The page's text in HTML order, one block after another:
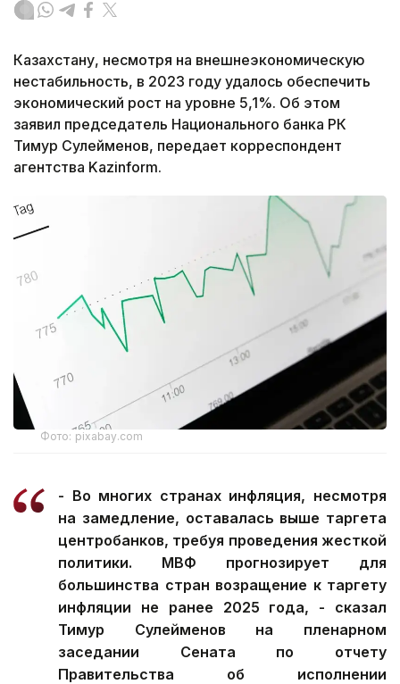
Казахстану, несмотря на внешнеэкономическую
нестабильность, в 2023 году удалось обеспечить
экономический рост на уровне 5,1%. Об этом
заявил председатель Национального банка РК
Тимур Сулейменов, передает корреспондент
агентства Kazinform.
Фото: pixabay.com
- Во многих странах инфляция, несмотря
на замедление, оставалась выше таргета
центробанков, требуя проведения жесткой
политики. МВФ прогнозирует для
большинства стран возращение к таргету
инфляции не ранее 2025 года, - сказал
Тимур Сулейменов на пленарном
заседании Сената по отчету
Правительства об исполнении